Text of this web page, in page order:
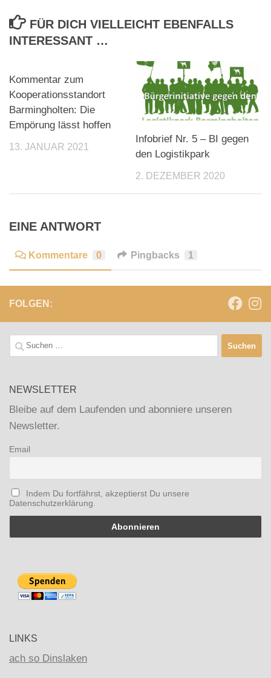
FÜR DICH VIELLEICHT EBENFALLS
INTERESSANT …
Kommentar zum
Kooperationsstandort
Barmingholten: Die
Empörung lässt hoffen
13. JANUAR 2021
Infobrief Nr. 5 – BI gegen
den Logistikpark
2. DEZEMBER 2020
EINE ANTWORT
Kommentare 0 Pingbacks 1
FOLGEN:
Suchen
nach:
NEWSLETTER
Bleibe auf dem Laufenden und abonniere unseren
Newsletter.
Email
Indem Du fortfährst, akzeptierst Du unsere
Datenschutzerklärung.
LINKS
ach so Dinslaken